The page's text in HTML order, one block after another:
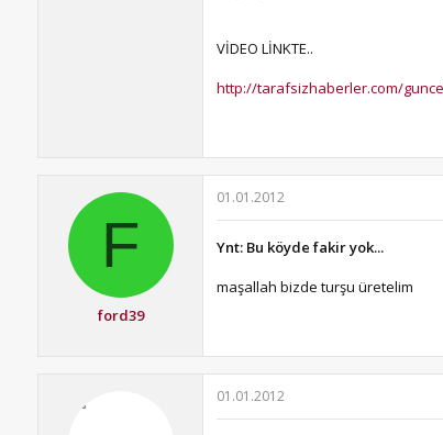
VİDEO LİNKTE..
http://tarafsizhaberler.com/
F
ford39
01.01.2012
Ynt: Bu köyde fakir yok...
maşallah bizde turşu üretelim
01.01.2012